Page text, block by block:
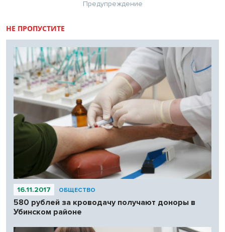
Предупреждение
НЕ ПРОПУСТИТЕ
16.11.2017 ОБЩЕСТВО
580 рублей за кроводачу получают доноры в
Убинском районе